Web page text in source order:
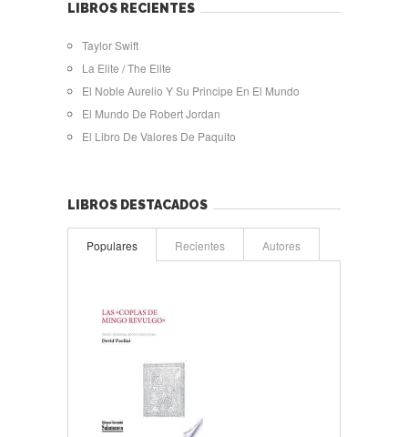
LIBROS RECIENTES
Taylor Swift
La Elite / The Elite
El Noble Aurelio Y Su Principe En El Mundo
El Mundo De Robert Jordan
El Libro De Valores De Paquito
LIBROS DESTACADOS
Populares Recientes Autores